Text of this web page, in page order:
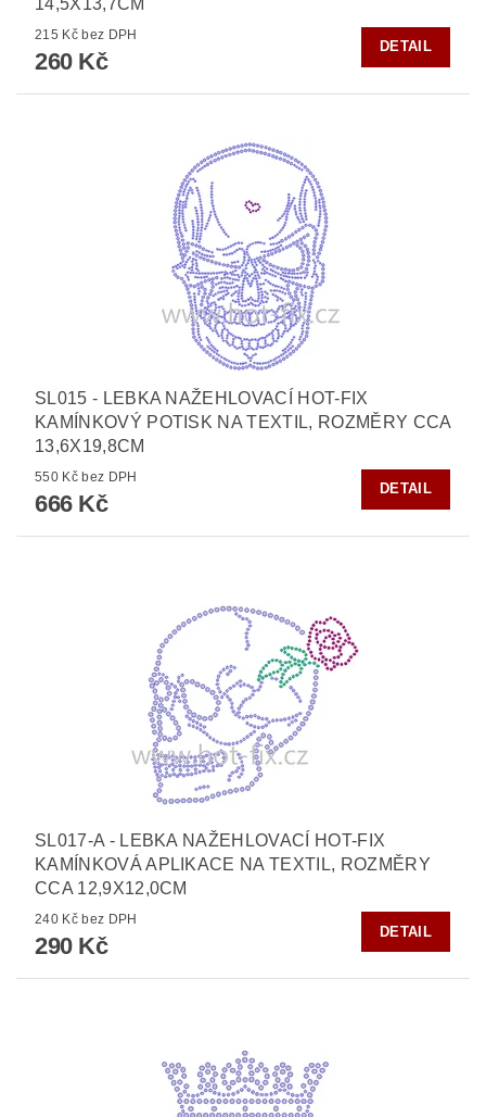
215 Kč bez DPH
260 Kč
DETAIL
SL015 - LEBKA NAŽEHLOVACÍ HOT-FIX
KAMÍNKOVÝ POTISK NA TEXTIL, ROZMĚRY CCA
13,6X19,8CM
550 Kč bez DPH
666 Kč
DETAIL
SL017-A - LEBKA NAŽEHLOVACÍ HOT-FIX
KAMÍNKOVÁ APLIKACE NA TEXTIL, ROZMĚRY
CCA 12,9X12,0CM
240 Kč bez DPH
290 Kč
DETAIL